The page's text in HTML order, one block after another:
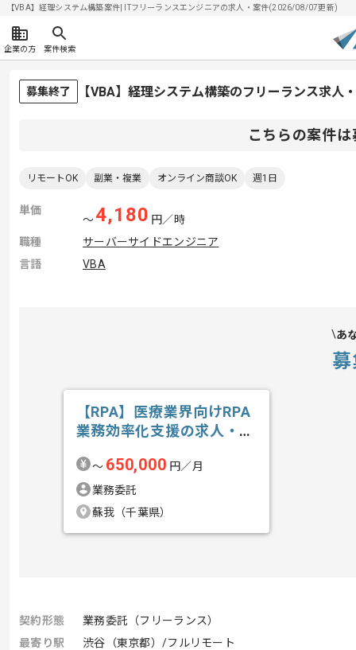
【VBA】経理システム構築案件| ITフリーランスエンジニアの求人・案件(2026/08/07更新)
企業の方 案件検索
募集終了 【VBA】経理システム構築のフリーランス求人
こちらの案件
リモートOK 副業・複業 オンライン商談OK 週1日
単価
〜4,180 円／時
職種
サーバーサイドエンジニア
言語
VBA
あ
【RPA】医療業界向けRPA
業務効率化支援の求人・案
〜 650,000 円／月
業務委託
蘇我（千葉県）
契約形態
業務委託（フリーランス）
最寄り駅
渋谷（東京都）/フルリモート